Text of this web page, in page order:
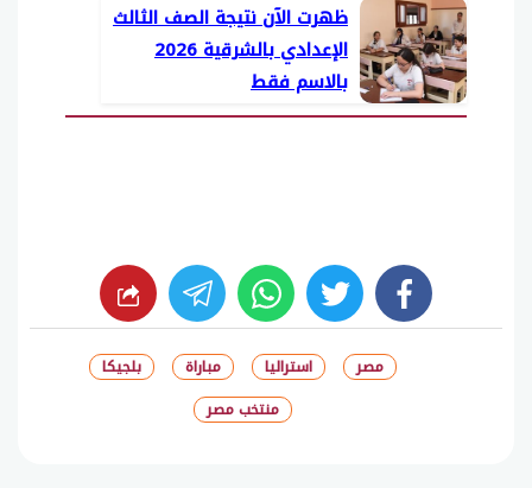
ظهرت الآن نتيجة الصف الثالث
الإعدادي بالشرقية 2026
بالاسم فقط
facebook
twitter
whats
مصر استراليا مباراة
بلجيكا
منتخب مصر